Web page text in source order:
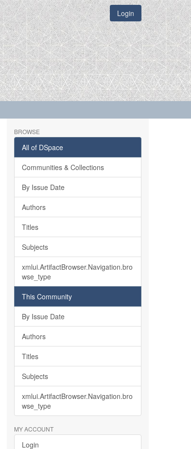
Login
BROWSE
All of DSpace
Communities & Collections
By Issue Date
Authors
Titles
Subjects
xmlui.ArtifactBrowser.Navigation.bro
wse_type
This Community
By Issue Date
Authors
Titles
Subjects
xmlui.ArtifactBrowser.Navigation.bro
wse_type
MY ACCOUNT
Login